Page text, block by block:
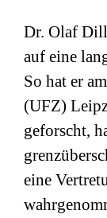
Dr. Olaf
auf eine
So hat er
(UFZ)
geforscht,
eine